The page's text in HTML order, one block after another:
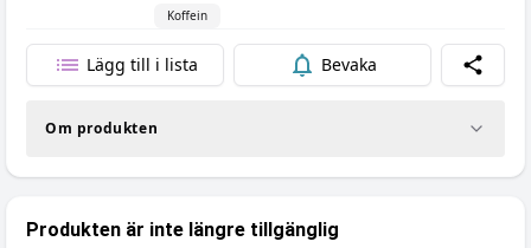
Koffein
Lägg till i lista Bevaka Dela
Om produkten
Produkten är inte längre tillgänglig